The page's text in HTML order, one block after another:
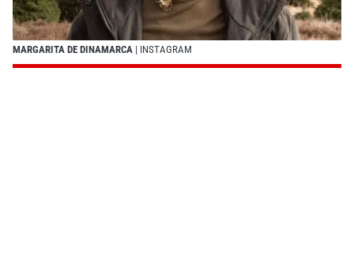
MARGARITA DE DINAMARCA | INSTAGRAM